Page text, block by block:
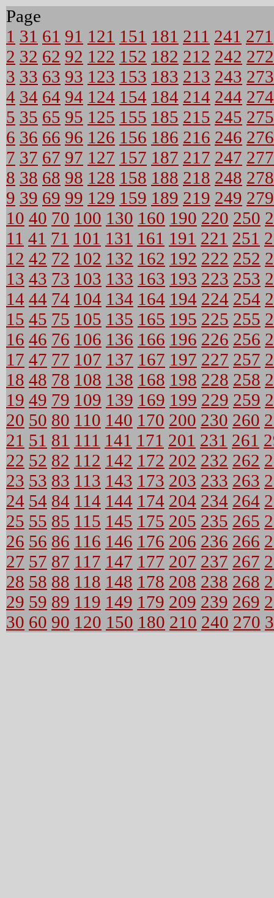
Page
1 31 61 91 121 151 181 211 241 271
2 32 62 92 122 152 182 212 242 272
3 33 63 93 123 153 183 213 243 273
4 34 64 94 124 154 184 214 244 274
5 35 65 95 125 155 185 215 245 275
6 36 66 96 126 156 186 216 246 276
7 37 67 97 127 157 187 217 247 277
8 38 68 98 128 158 188 218 248 278
9 39 69 99 129 159 189 219 249 279
10 40 70 100 130 160 190 220 250
11 41 71 101 131 161 191 221 251
12 42 72 102 132 162 192 222 252
13 43 73 103 133 163 193 223 253
14 44 74 104 134 164 194 224 254
15 45 75 105 135 165 195 225 255
16 46 76 106 136 166 196 226 256
17 47 77 107 137 167 197 227 257
18 48 78 108 138 168 198 228 258
19 49 79 109 139 169 199 229 259
20 50 80 110 140 170 200 230 260
21 51 81 111 141 171 201 231 261
22 52 82 112 142 172 202 232 262
23 53 83 113 143 173 203 233 263
24 54 84 114 144 174 204 234 264
25 55 85 115 145 175 205 235 265
26 56 86 116 146 176 206 236 266
27 57 87 117 147 177 207 237 267
28 58 88 118 148 178 208 238 268
29 59 89 119 149 179 209 239 269
30 60 90 120 150 180 210 240 270